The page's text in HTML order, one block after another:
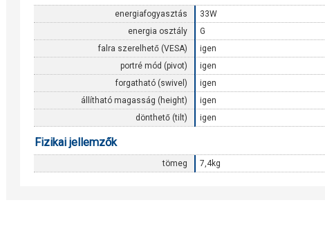
energiafogyasztás
33W
energia osztály
G
falra szerelhető (VESA)
igen
portré mód (pivot)
igen
forgatható (swivel)
igen
állítható magasság (height)
igen
dönthető (tilt)
igen
Fizikai jellemzők
tömeg 7,4kg